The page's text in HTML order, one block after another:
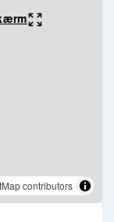
på
contributors